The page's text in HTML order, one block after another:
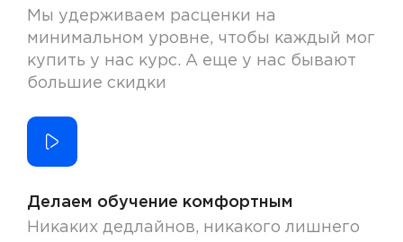
Мы удерживаем расценки на
минимальном уровне, чтобы каждый мог
купить у нас курс. А еще у нас бывают
большие скидки
Делаем обучение комфортным
Никаких дедлайнов, никакого лишнего